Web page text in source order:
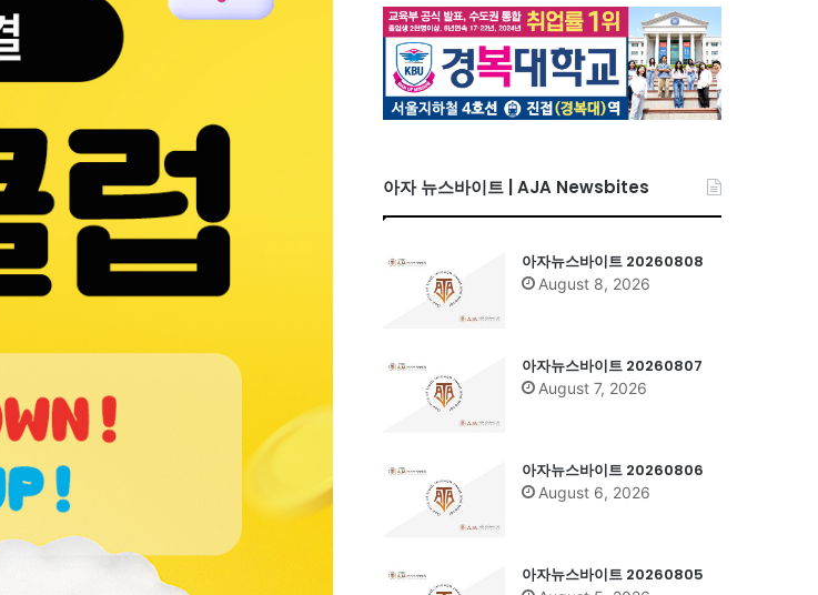
아자 뉴스바이트 | AJA Newsbites
아자뉴스바이트 20260808
August 8, 2026
아자뉴스바이트 20260807
August 7, 2026
아자뉴스바이트 20260806
August 6, 2026
아자뉴스바이트 20260805